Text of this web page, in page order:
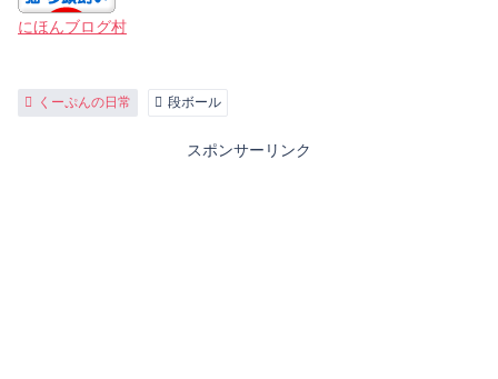
にほんブログ村
くーぷんの日常 段ボール
スポンサーリンク